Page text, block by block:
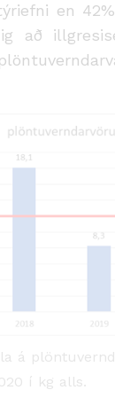
en
að
á
í kg alls.